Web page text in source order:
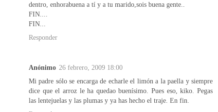
dentro, enhorabuena a tí y a tu marido,sois buena gente..
FIN....
FIN...
Responder
Anónimo 26 febrero, 2009 18:00
Mi padre sólo se encarga de echarle el limón a la paella y siempre
dice que el arroz le ha quedao buenísimo. Pues eso, kiko. Pegas
las lentejuelas y las plumas y ya has hecho el traje. En fin.